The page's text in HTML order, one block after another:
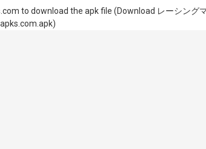
to download the apk file (Download レーシング